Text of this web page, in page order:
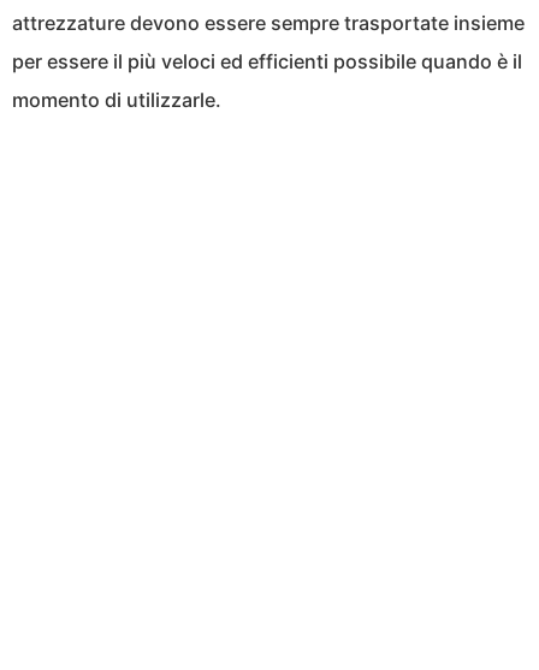
attrezzature devono essere sempre trasportate insieme
per essere il più veloci ed efficienti possibile quando è il
momento di utilizzarle.